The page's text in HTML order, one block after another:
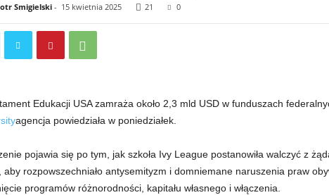
Smigielski- 15 kwietnia 2025 21 0
Edukacji USA zamraża około 2,3 mld USD w funduszach
agencja powiedziała w poniedziałek.
pojawia się po tym, jak szkoła Ivy League postanowiła walczyć z
aby rozpowszechniało antysemityzm i domniemane naruszenia praw
programów różnorodności, kapitału własnego i włączenia.